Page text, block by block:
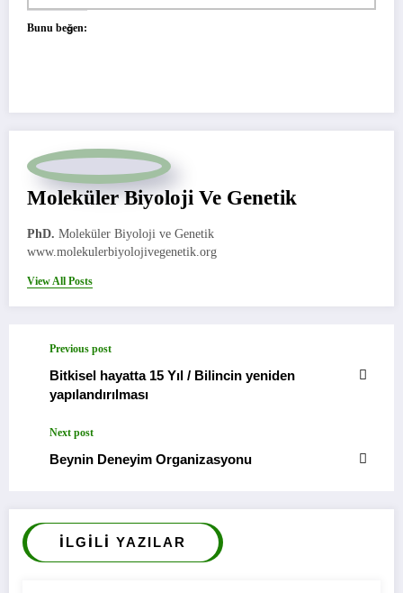
Bunu beğen:
Moleküler Biyoloji Ve Genetik
PhD. Moleküler Biyoloji ve Genetik
www.molekulerbiyolojivegenetik.org
View All Posts
Previous post
Bitkisel hayatta 15 Yıl / Bilincin yeniden
yapılandırılması
Next post
Beynin Deneyim Organizasyonu
İLGILI YAZILAR